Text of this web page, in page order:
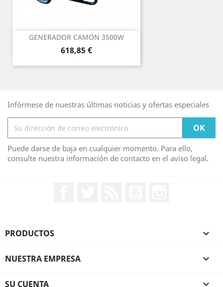
GENERADOR CAMON 3500W
Precio
618,85 €
Infórmese de nuestras últimas noticias y ofertas especiales
Puede darse de baja en cualquier momento. Para ello,
consulte nuestra información de contacto en el aviso legal.
PRODUCTOS 
NUESTRA EMPRESA 
SU CUENTA 